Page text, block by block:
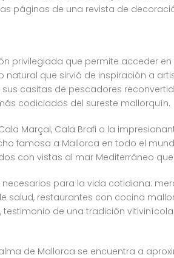
páginas de una revista de
privilegiada que permite acceder
que sirvió de inspiración a
casitas de pescadores
codiciados del sureste mallorquín.
Marçal, Cala Brafi o la
famosa a Mallorca en todo el
con vistas al mar Mediterráneo
necesarios para la vida cotidiana:
salud, restaurantes con cocina
de una tradición
de Mallorca se encuentra a